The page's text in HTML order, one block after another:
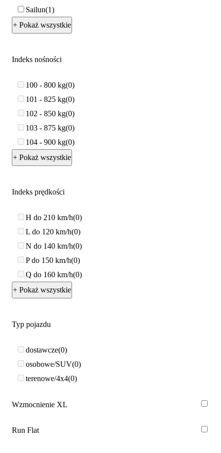
Sailun 1
+ Pokaż wszystkie
Indeks nośności
100 - 800 kg 0
101 - 825 kg 0
102 - 850 kg 0
103 - 875 kg 0
104 - 900 kg 0
+ Pokaż wszystkie
Indeks prędkości
H do 210 km/h 0
L do 120 km/h 0
N do 140 km/h 0
P do 150 km/h 0
Q do 160 km/h 0
+ Pokaż wszystkie
Typ pojazdu
dostawcze 0
osobowe/SUV 0
terenowe/4x4 0
Wzmocnienie XL
Run Flat